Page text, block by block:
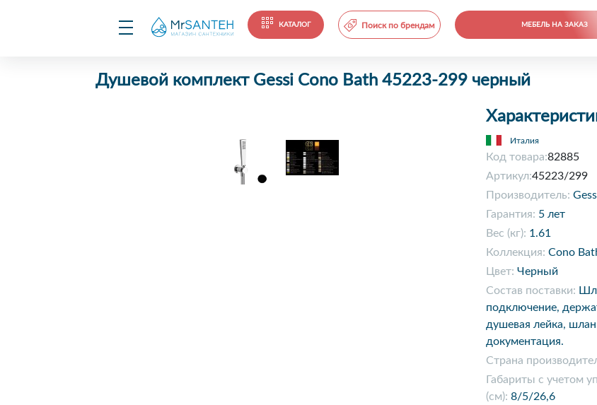
КАТАЛОГ Поиск по брендам МЕБЕЛЬ НА ЗАКАЗ
Душевой комплект Gessi Cono Bath 45223-299 черный
Италия
Код товара:82885
Артикул:45223/299
Производитель:
Гарантия: 5 лет
Вес (кг): 1.61
Коллекция: Cono
Цвет: Черный
Состав поставки:
подключение,
душевая лейка,
документация.
Страна
Габариты с учетом
(см): 8/5/26,6